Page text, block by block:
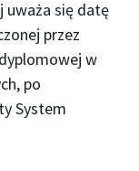
uważa się datę
przez
w
po
System